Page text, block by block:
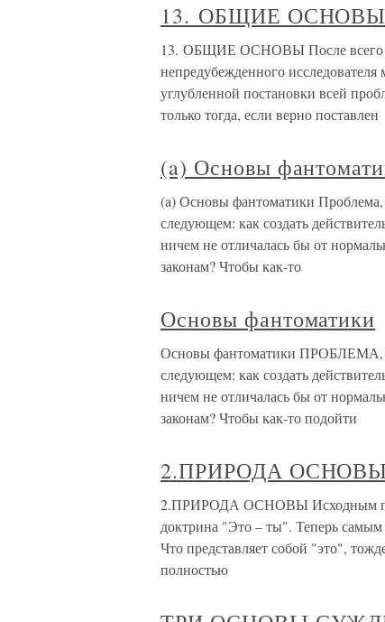
13. ОБЩИЕ ОСНОВЫ
13. ОБЩИЕ ОСНОВЫ После всего
непредубежденного
углубленной постановки всей
только тогда, если верно поставлен
(a) Основы
(a) Основы фантоматики Проблема,
следующем: как создать
ничем не отличалась бы от
законам? Чтобы как-то
Основы фантоматики
Основы фантоматики ПРОБЛЕМА,
следующем: как создать
ничем не отличалась бы от
законам? Чтобы как-то подойти
2.ПРИРОДА
2.ПРИРОДА ОСНОВЫ Исходным
доктрина "Это – ты". Теперь самым
Что представляет собой "это",
полностью